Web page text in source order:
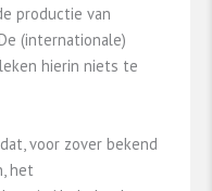
productie van
(internationale)
hierin niets te
voor zover bekend
het